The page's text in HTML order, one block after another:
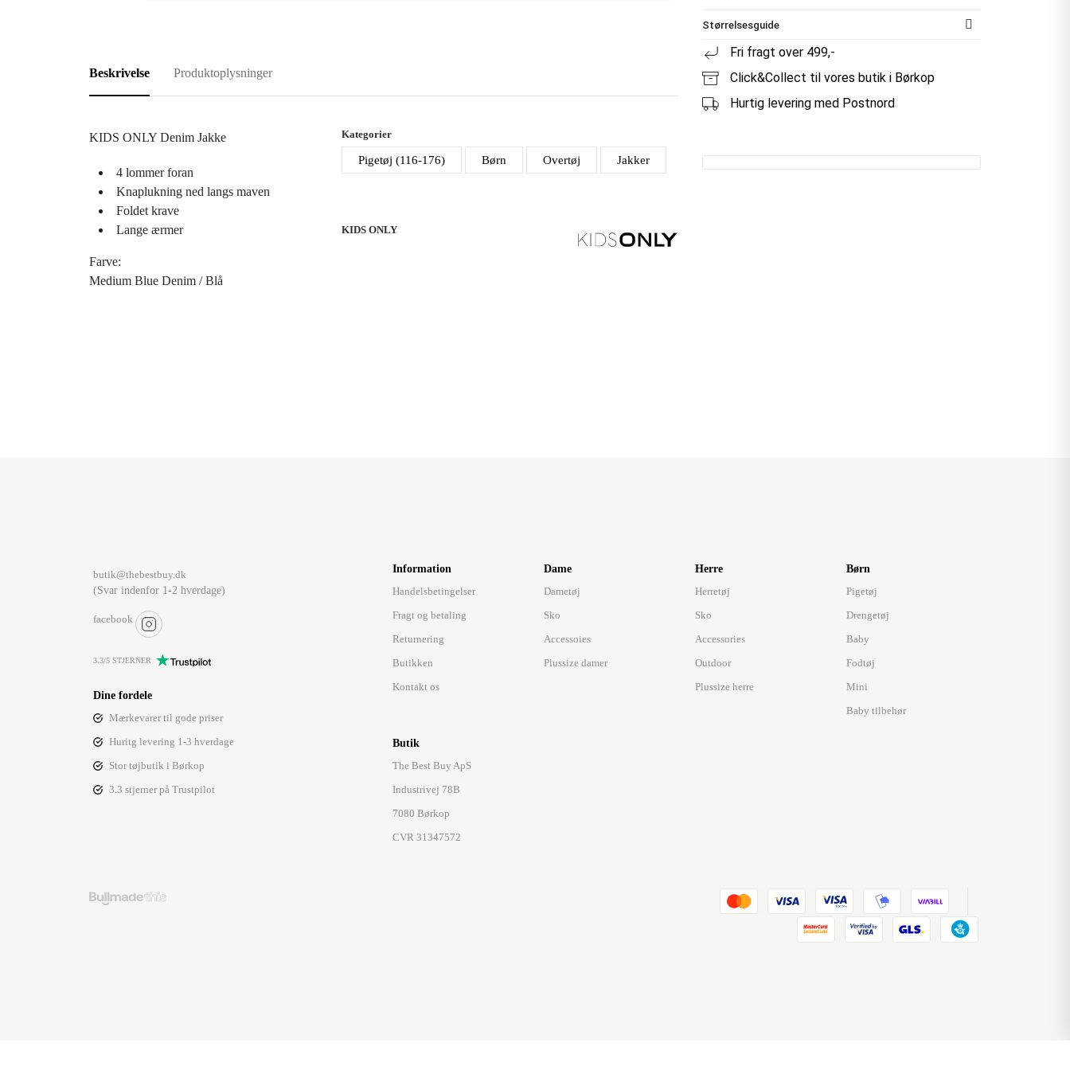
Beskrivelse Produktoplysninger
KIDS ONLY Denim Jakke
4 lommer foran
Knaplukning ned langs maven
Foldet krave
Lange ærmer
Farve:
Medium Blue Denim / Blå
Kategorier
Pigetøj (116-176) Børn Overtøj Jakker
KIDS ONLY
Størrelsesguide
Fri fragt over 499,-
Click&Collect til vores butik i Børkop
Hurtig levering med Postnord
butik@thebestbuy.dk
(Svar indenfor 1-2 hverdage)
facebook
3.3/5 STJERNER
Dine fordele
Mærkevarer til gode priser
Huritg levering 1-3 hverdage
Stor tøjbutik i Børkop
3.3 stjerner på Trustpilot
Information
Handelsbetingelser
Fragt og betaling
Returnering
Butikken
Kontakt os
Butik
The Best Buy ApS
Industrivej 78B
7080 Børkop
CVR 31347572
Dame
Dametøj
Sko
Accessoies
Plussize damer
Herre
Herretøj
Sko
Accessories
Outdoor
Plussize herre
Børn
Pigetøj
Drengetøj
Baby
Fodtøj
Mini
Baby tilbehør